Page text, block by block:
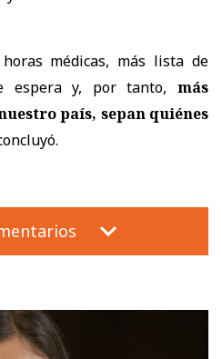
médicas, más lista de
espera y, por tanto, más
país, sepan quiénes